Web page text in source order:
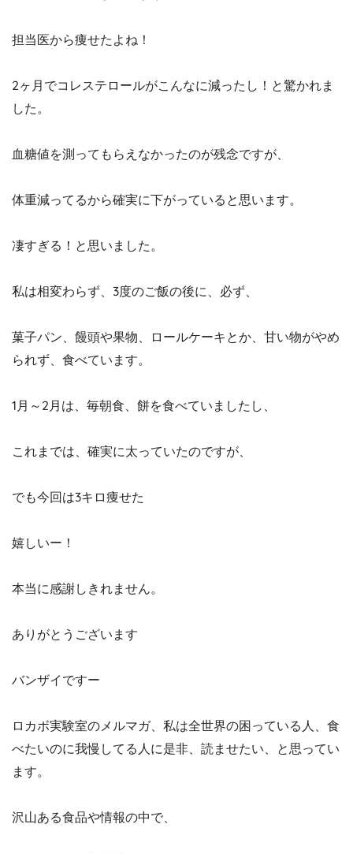
担当医から痩せたよね！
2ヶ月でコレステロールがこんなに減ったし！と驚かれま
した。
血糖値を測ってもらえなかったのが残念ですが、
体重減ってるから確実に下がっていると思います。
凄すぎる！と思いました。
私は相変わらず、3度のご飯の後に、必ず、
菓子パン、饅頭や果物、ロールケーキとか、甘い物がやめ
られず、食べています。
1月～2月は、毎朝食、餅を食べていましたし、
これまでは、確実に太っていたのですが、
でも今回は3キロ痩せた
嬉しいー！
本当に感謝しきれません。
ありがとうございます
バンザイですー
ロカボ実験室のメルマガ、私は全世界の困っている人、食
べたいのに我慢してる人に是非、読ませたい、と思ってい
ます。
沢山ある食品や情報の中で、